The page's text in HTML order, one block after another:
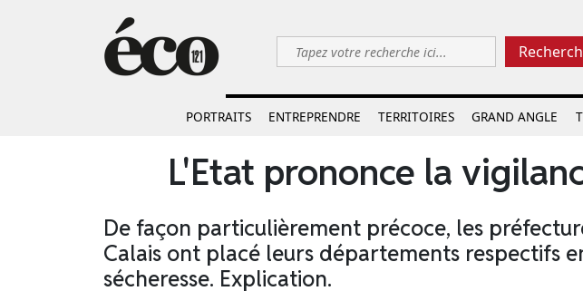
PORTRAITS ENTREPRENDRE TERRITOIRES GRAND ANGLE
L'Etat prononce la
De façon particulièrement précoce, les
Calais ont placé leurs départements respectifs
sécheresse. Explication.